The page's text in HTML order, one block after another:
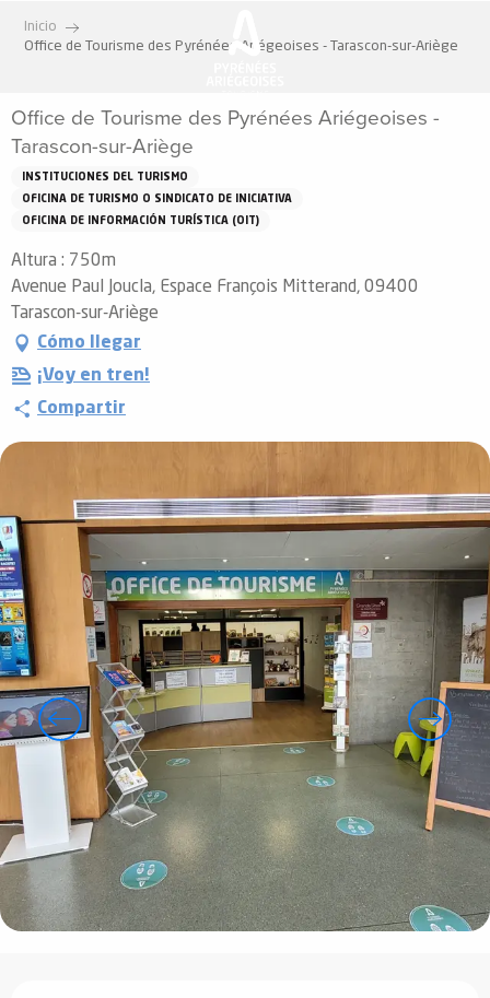
Inicio
Office de Tourisme des Pyrénées Ariégeoises - Tarascon-sur-Ariège
Office de Tourisme des Pyrénées Ariégeoises -
Tarascon-sur-Ariège
INSTITUCIONES DEL TURISMO
OFICINA DE TURISMO O SINDICATO DE INICIATIVA
OFICINA DE INFORMACIÓN TURÍSTICA (OIT)
Altura : 750m
Avenue Paul Joucla, Espace François Mitterand, 09400
Tarascon-sur-Ariège
Cómo llegar
¡Voy en tren!
Compartir